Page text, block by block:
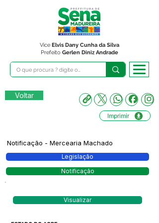
Prefeito Gerlen Diniz Andrade
Vice Elvis Dany Cunha da Silva
Voltar
Imprimir
Notificação - Mercearia Machado
Legislação
Notificação
Visualizar